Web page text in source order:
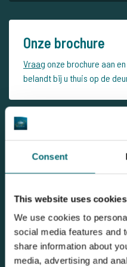
Consent
This website uses cookies
We use cookies to
social media features and
share information about
media, advertising and
Onze brochure
Vraag onze brochure aan
belandt bij u thuis op de
1